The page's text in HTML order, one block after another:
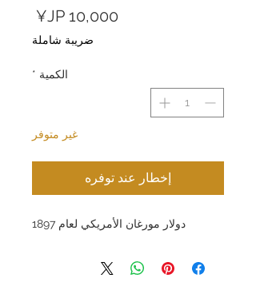
ضريبة شاملة
الكمية *
غير متوفر
إخطار عند توفره
دولار مورغان الأمريكي لعام 1897